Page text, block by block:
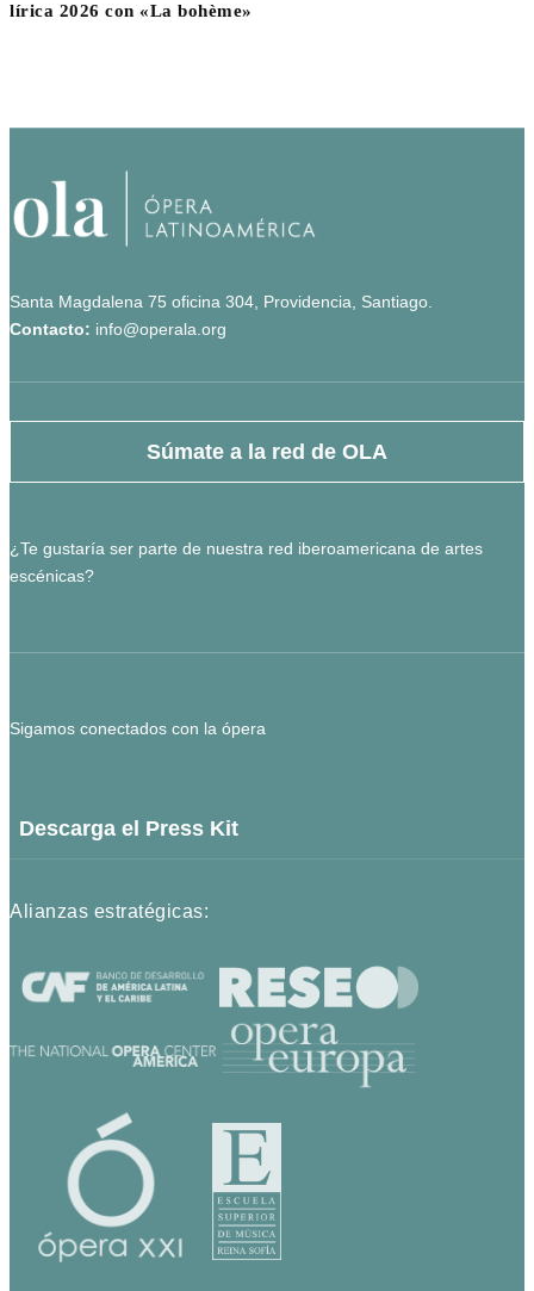
lírica 2026 con «La bohème»
Santa Magdalena 75 oficina 304, Providencia, Santiago.
Contacto: info@operala.org
Súmate a la red de OLA
¿Te gustaría ser parte de nuestra red iberoamericana de artes
escénicas?
Sigamos conectados con la ópera
Descarga el Press Kit
Alianzas estratégicas: